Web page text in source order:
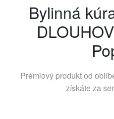
Bylinná
Prémiový produkt od
získáte za